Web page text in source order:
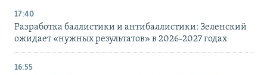
17:40
Разработка баллистики и антибаллистики: Зеленский
ожидает «нужных результатов» в 2026-2027 годах
16:55